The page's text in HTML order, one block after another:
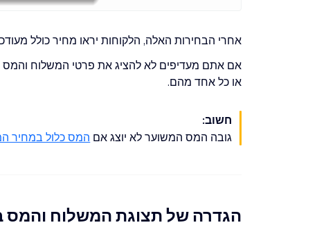
אחרי הבחירות האלה, הלקוחות יראו מחיר כולל
אם אתם מעדיפים לא להציג את פרטי המשלוח והמס
או כל אחד מהם.
חשוב:
גובה המס המשוער לא יוצג אם המס כלול במחיר
הגדרה של תצוגת המשלוח והמס